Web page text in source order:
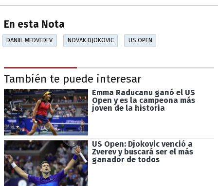
En esta Nota
DANIIL MEDVEDEV NOVAK DJOKOVIC US OPEN
También te puede interesar
Emma Raducanu ganó el US
Open y es la campeona más
joven de la historia
US Open: Djokovic venció a
Zverev y buscará ser el más
ganador de todos